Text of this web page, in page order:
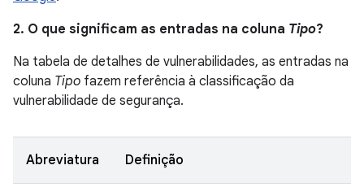
2. O que significam as entradas na coluna Tipo?
Na tabela de detalhes de vulnerabilidades, as entradas na
coluna Tipo fazem referência à classificação da
vulnerabilidade de segurança.
Abreviatura Definição